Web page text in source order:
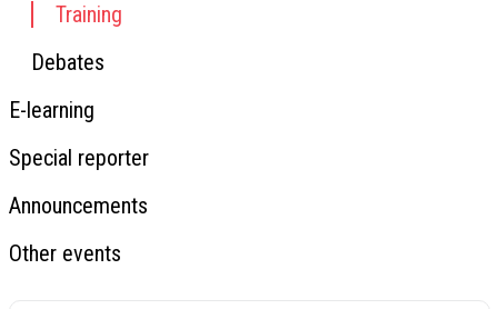
Training
Debates
E-learning
Special reporter
Announcements
Other events